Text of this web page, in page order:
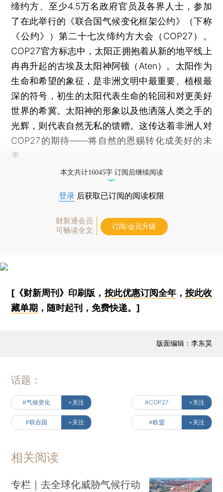
缔约方、至少4.5万名政府官员及各界人士，参加
了在此举行的《联合国气候变化框架公约》（下称
《公约》）第二十七次缔约方大会（COP27）。
COP27官方标志中，太阳正拥抱着从新的地平线上
冉冉升起的古埃及太阳神阿顿（Aten）。太阳作为
生命和希望的象征，是非洲文明中最重要、植根最
深的符号，初生的太阳代表生命的轮回和对更美好
世界的希冀。太阳神的形象以及他洒落人类之手的
光辉，则代表自然无私的馈赠。这传达着非洲人对
COP27的期待——将自然的恩赐转化成美好的未
来。
本文共计16045字 订阅后继续阅读
登录 后获取已订阅的阅读权限
财新通会员
可畅读全文
订阅/会员升级
[《财新周刊》印刷版， 按此优惠订阅全年， 按此收
藏单期 ，随时起刊，免费快递。]
版面编辑：李东昊
话题：
#气候变化 +关注 #COP27 +关注
#联合国 +关注 #欧盟 +关注
相关阅读
专栏｜去全球化威胁气候行动